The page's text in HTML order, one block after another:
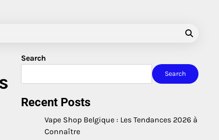
Search
Search
Recent Posts
Vape Shop Belgique : Les Tendances 2026 à
Connaître